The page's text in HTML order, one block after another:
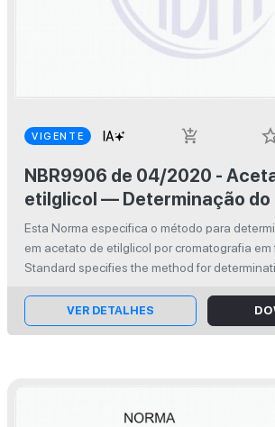
VIGENTE add_shopping_cart
NBR9906 de 04/2020 - Acetato de
etilglicol — Determinação do
etilglicol por cromatografia
gasosa
Esta Norma especifica o método para
em acetato de etilglicol por cromato­grafia
Standard specifies the method for
VER DETALHES